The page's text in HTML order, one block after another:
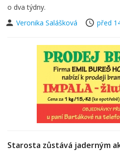
o dva týdny.
Veronika Salášková
před
Starosta zůstává jaderným